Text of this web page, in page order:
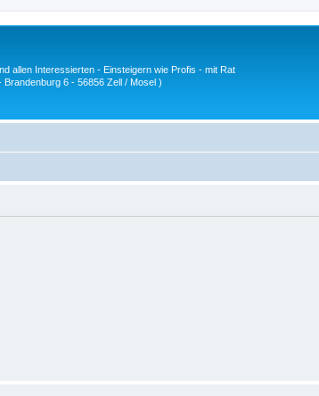
allen Interessierten - Einsteigern wie Profis - mit Rat
6 - 56856 Zell / Mosel )